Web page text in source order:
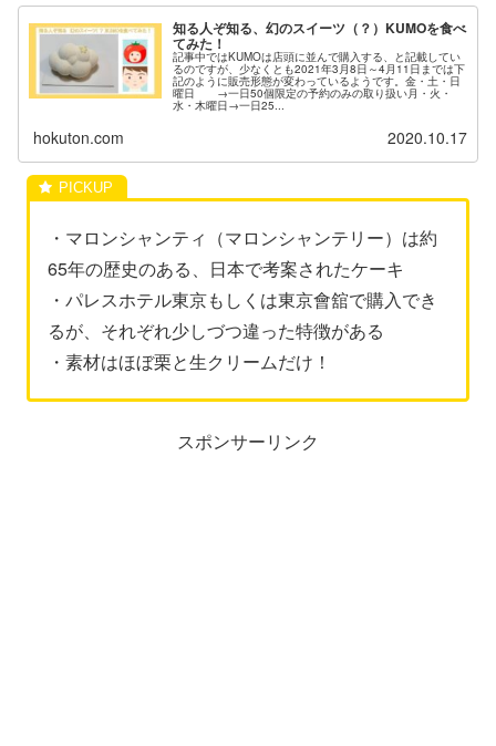
知る人ぞ知る、幻のスイーツ（？）KUMOを食べ
てみた！
記事中ではKUMOは店頭に並んで購入する、と記載してい
るのですが、少なくとも2021年3月8日～4月11日までは下
記のように販売形態が変わっているようです。金・土・日
曜日 →一日50個限定の予約のみの取り扱い月・火・
水・木曜日→一日25...
hokuton.com 2020.10.17
・マロンシャンティ（マロンシャンテリー）は約
65年の歴史のある、日本で考案されたケーキ
・パレスホテル東京もしくは東京會舘で購入でき
るが、それぞれ少しづつ違った特徴がある
・素材はほぼ栗と生クリームだけ！
スポンサーリンク